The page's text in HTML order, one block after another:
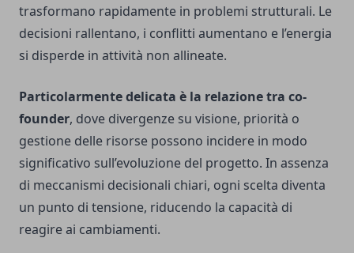
trasformano rapidamente in problemi strutturali. Le
decisioni rallentano, i conflitti aumentano e l’energia
si disperde in attività non allineate.
Particolarmente delicata è la relazione tra co-
founder, dove divergenze su visione, priorità o
gestione delle risorse possono incidere in modo
significativo sull’evoluzione del progetto. In assenza
di meccanismi decisionali chiari, ogni scelta diventa
un punto di tensione, riducendo la capacità di
reagire ai cambiamenti.